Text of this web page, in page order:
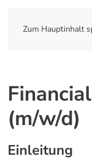
Zum Hauptinhalt
(m/w/d)
Einleitung